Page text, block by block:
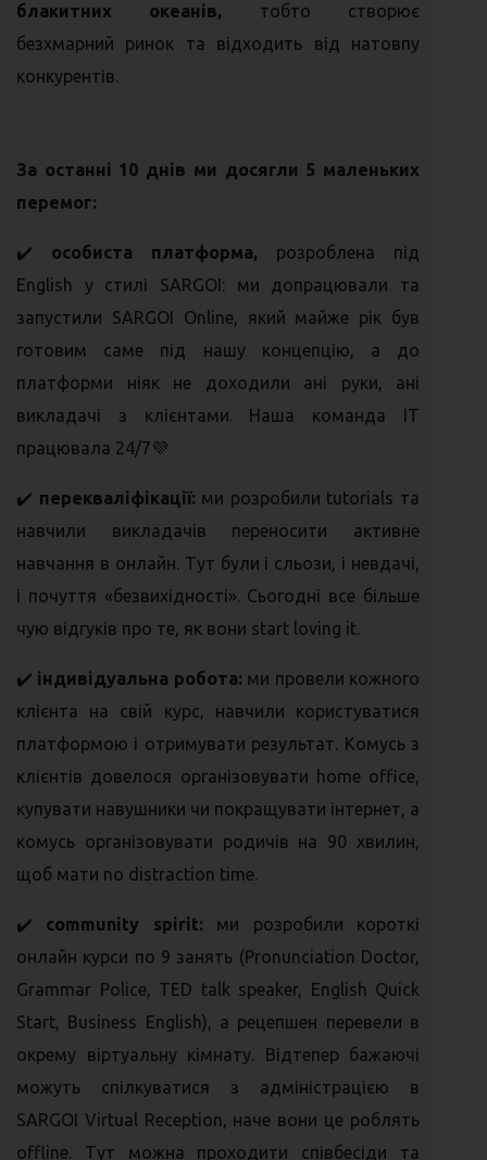
блакитних океанів, тобто створює
безхмарний ринок та відходить від натовпу
конкурентів.
За останні 10 днів ми досягли 5 маленьких
перемог:
✔️ особиста платформа, розроблена під
English у стилі SARGOI: ми допрацювали та
запустили SARGOI Online, який майже рік був
готовим саме під нашу концепцію, а до
платформи ніяк не доходили ані руки, ані
викладачі з клієнтами. Наша команда IT
працювала 24/7💜
✔️ перекваліфікації: ми розробили tutorials та
навчили викладачів переносити активне
навчання в онлайн. Тут були і сльози, і невдачі,
і почуття «безвихідності». Сьогодні все більше
чую відгуків про те, як вони start loving it.
✔️ індивідуальна робота: ми провели кожного
клієнта на свій курс, навчили користуватися
платформою і отримувати результат. Комусь з
клієнтів довелося організовувати home office,
купувати навушники чи покращувати інтернет, а
комусь організовувати родичів на 90 хвилин,
щоб мати no distraction time.
✔️ community spirit: ми розробили короткі
онлайн курси по 9 занять (Pronunciation Doctor,
Grammar Police, TED talk speaker, English Quick
Start, Business English), а рецепшен перевели в
окрему віртуальну кімнату. Відтепер бажаючі
можуть спілкуватися з адміністрацією в
SARGOI Virtual Reception, наче вони це роблять
offline. Тут можна проходити співбесіди та